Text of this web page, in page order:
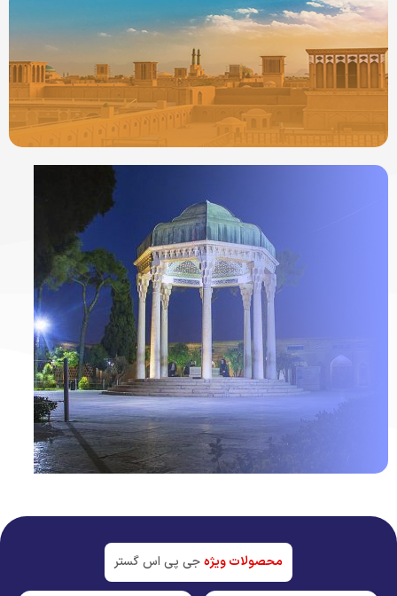
ردیاب خودرو درایرانشهر
جدیدترین ردیابها
ردیاب خودرو درشیراز
محصولات ویژهجی پی اس گستر